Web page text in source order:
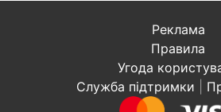
Реклама
Правила
Угода
Служба підтримки